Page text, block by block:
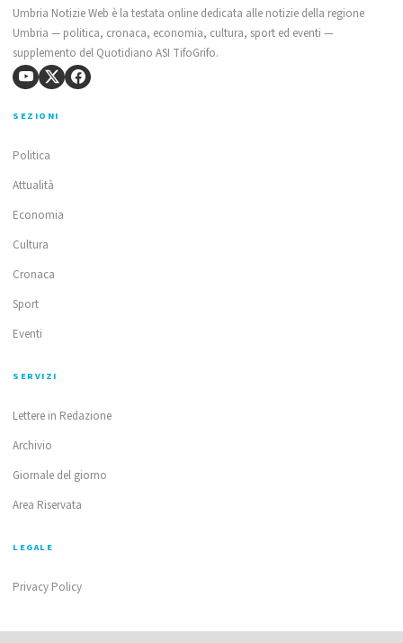
Umbria Notizie Web è la testata online dedicata alle notizie della regione
Umbria — politica, cronaca, economia, cultura, sport ed eventi —
supplemento del Quotidiano ASI TifoGrifo.
SEZIONI
Politica
Attualità
Economia
Cultura
Cronaca
Sport
Eventi
SERVIZI
Lettere in Redazione
Archivio
Giornale del giorno
Area Riservata
LEGALE
Privacy Policy